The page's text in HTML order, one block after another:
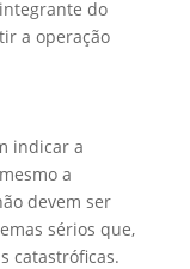
do
a operação
indicar a
a
devem ser
sérios que,
catastróficas.